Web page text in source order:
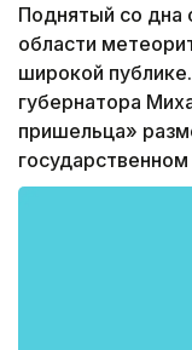
Поднятый со дна
области
широкой
губернатора
пришельца»